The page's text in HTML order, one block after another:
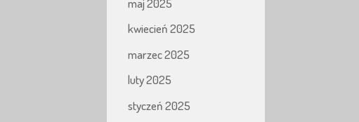
kwiecień 2025
marzec 2025
luty 2025
styczeń 2025